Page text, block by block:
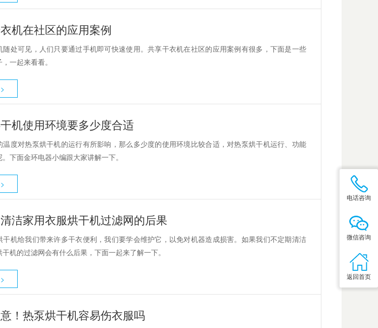
机在社区的应用案例
随处可见，人们只要通过手机即可快速使用。共享干衣机在社区的应用案例有很多，下面是一些
一起来看看。
机使用环境要多少度合适
温度对热泵烘干机的运行有所影响，那么多少度的使用环境比较合适，对热泵烘干机运行、功能
下面金环电器小编跟大家讲解一下。
洁家用衣服烘干机过滤网的后果
干机给我们带来许多干衣便利，我们要学会维护它，以免对机器造成损害。如果我们不定期清洁
机的过滤网会有什么后果，下面一起来了解一下。
！热泵烘干机容易伤衣服吗
电话咨询
微信咨询
返回首页